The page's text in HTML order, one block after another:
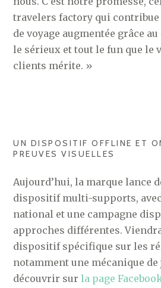
travelers factory qui contribue
de voyage augmentée grâce
le sérieux et tout le fun que le
clients mérite. »
UN DISPOSITIF OFFLINE ET
PREUVES VISUELLES
Aujourd’hui, la marque lance
dispositif multi-supports,
national et une campagne
approches différentes.
dispositif spécifique sur les
notamment une mécanique de
découvrir surla page